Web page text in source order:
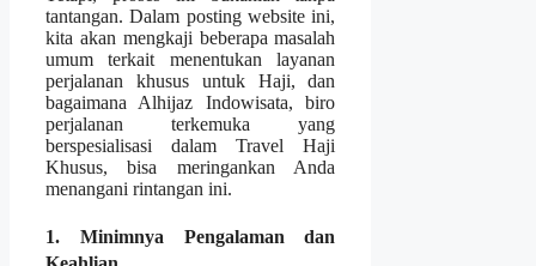
tantangan. Dalam posting website ini,
kita akan mengkaji beberapa masalah
umum terkait menentukan layanan
perjalanan khusus untuk Haji, dan
bagaimana Alhijaz Indowisata, biro
perjalanan terkemuka yang
berspesialisasi dalam Travel Haji
Khusus, bisa meringankan Anda
menangani rintangan ini.
1. Minimnya Pengalaman dan